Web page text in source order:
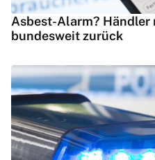
Asbest-Alarm?
bundesweit zurück